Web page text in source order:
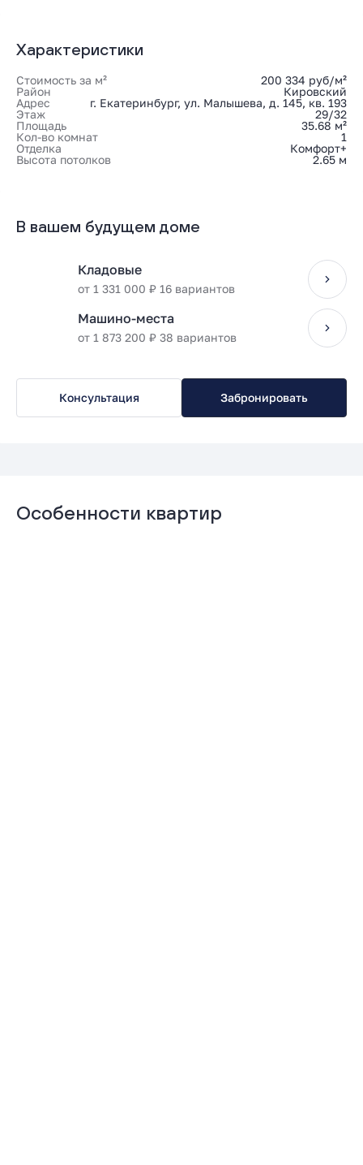
Характеристики
Стоимость за м²
200 334 руб/м²
Район
Кировский
Адрес
г. Екатеринбург, ул. Малышева, д. 145, кв. 193
Этаж
29/32
Площадь
35.68 м²
Кол-во комнат
1
Отделка
Комфорт+
Высота потолков
2.65 м
В вашем будущем доме
Кладовые
от 1 331 000 ₽ 16 вариантов
Машино-места
от 1 873 200 ₽ 38 вариантов
Консультация Забронировать
Особенности квартир